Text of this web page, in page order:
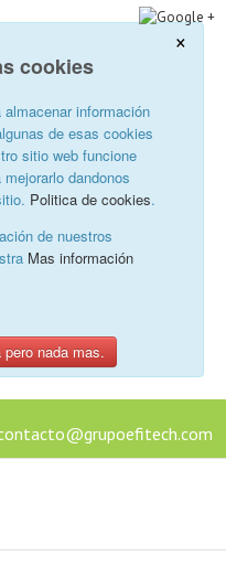
×
cookies
información
de esas cookies
sitio web funcione
dandonos
Politica de cookies.
de nuestros
Mas información
nada mas.